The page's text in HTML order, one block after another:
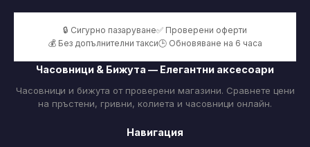
🔒 Сигурно пазаруване✅ Проверени оферти
💰 Без допълнителни такси🕒 Обновяване на 6 часа
Часовници & Бижута — Елегантни аксесоари
Часовници и бижута от проверени магазини. Сравнете цени
на пръстени, гривни, колиета и часовници онлайн.
Навигация